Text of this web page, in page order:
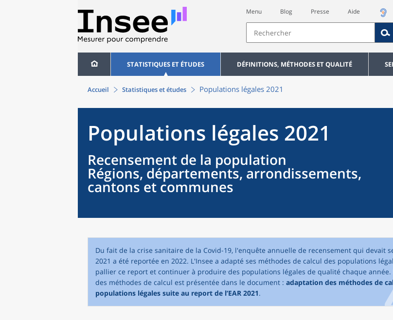
Menu Blog Presse Aide
STATISTIQUES ET ÉTUDES DÉFINITIONS, MÉTHODES ET QUALITÉ
Accueil Statistiques et études Populations légales 2021
Populations légales 2021
Recensement de la population
Régions, départements, arrondissements,
cantons et communes
Du fait de la crise sanitaire de la Covid-19, l'enquête annuelle de recensement qui devait
2021 a été reportée en 2022. L'Insee a adapté ses méthodes de calcul des populations
pallier ce report et continuer à produire des populations légales de qualité chaque année.
des méthodes de calcul est présentée dans le document : adaptation des méthodes de
populations légales suite au report de l’EAR 2021.